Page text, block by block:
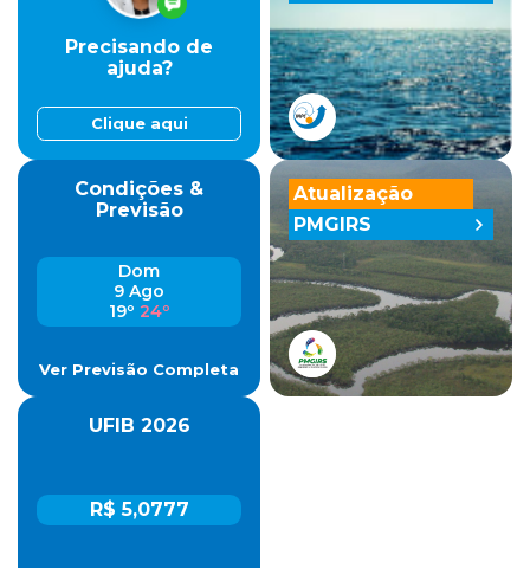
Precisando de
ajuda?
Clique aqui
Condições &
Previsão
Dom
9 Ago
19º 24º
Ver Previsão Completa
UFIB 2026
R$ 5,0777
Atualização
PMGIRS